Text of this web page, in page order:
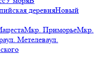
деревняНовый
Мкр. ПриморьеМкр.
ул. Метелеваул.